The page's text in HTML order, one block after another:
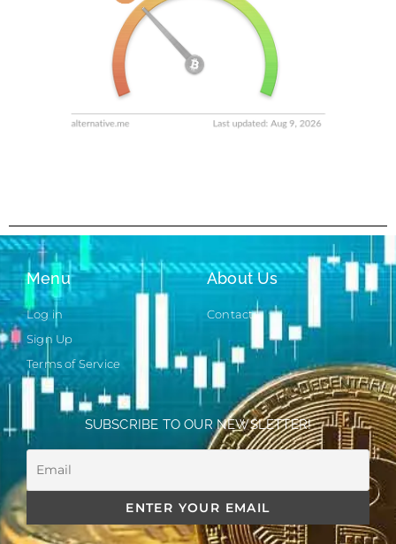
Menu
Log in
Sign Up
Terms of Service
About Us
Contact
SUBSCRIBE TO OUR NEWSLETTER!